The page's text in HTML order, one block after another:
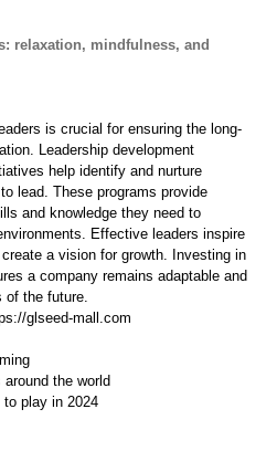
relaxation, mindfulness, and
is crucial for ensuring the long-
Leadership development
help identify and nurture
lead. These programs provide
and knowledge they need to
Effective leaders inspire
a vision for growth. Investing in
a company remains adaptable and
of the future.
glseed-mall.com
the world
play in 2024